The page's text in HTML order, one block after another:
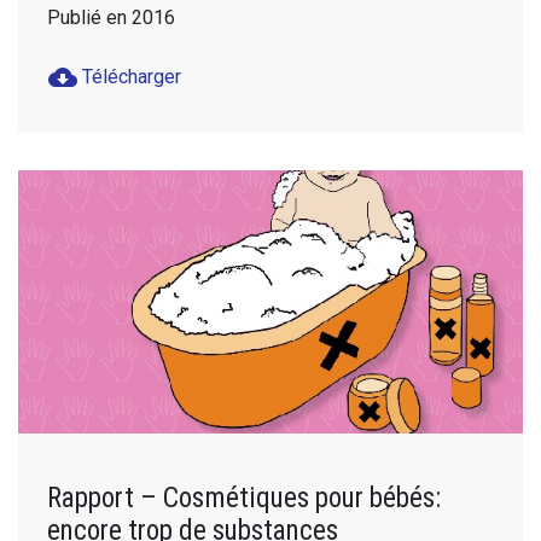
Publié en 2016
cloud_download Télécharger
Rapport – Cosmétiques pour bébés:
encore trop de substances